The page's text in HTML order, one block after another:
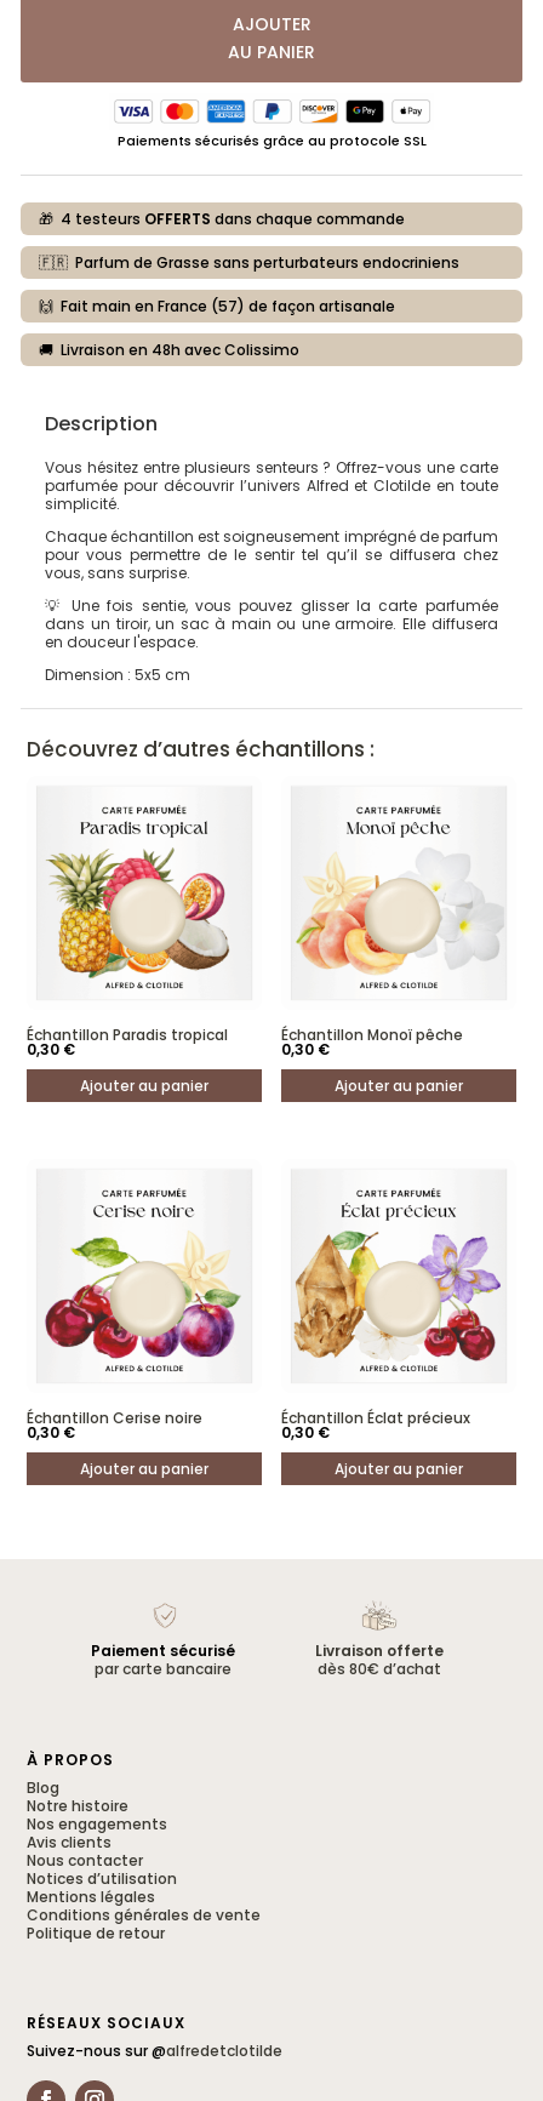
AJOUTER
AU PANIER
Paiements sécurisés grâce au protocole SSL
🎁 4 testeurs OFFERTS dans chaque commande
🇫🇷 Parfum de Grasse sans perturbateurs endocriniens
🙌 Fait main en France (57) de façon artisanale
🚚 Livraison en 48h avec Colissimo
Description
Vous hésitez entre plusieurs senteurs ? Offrez-vous une carte
parfumée pour découvrir l’univers Alfred et Clotilde en toute
simplicité.
Chaque échantillon est soigneusement imprégné de parfum
pour vous permettre de le sentir tel qu’il se diffusera chez
vous, sans surprise.
💡 Une fois sentie, vous pouvez glisser la carte parfumée
dans un tiroir, un sac à main ou une armoire. Elle diffusera
en douceur l'espace.
Dimension : 5x5 cm
Découvrez d’autres échantillons :
Échantillon Paradis tropical
0,30 €
Ajouter au panier
Échantillon Monoï pêche
0,30 €
Ajouter au panier
Échantillon Cerise noire
0,30 €
Ajouter au panier
Échantillon Éclat précieux
0,30 €
Ajouter au panier
Paiement sécurisé
par carte bancaire
Livraison offerte
dès 80€ d’achat
À PROPOS
Blog
Notre histoire
Nos engagements
Avis clients
Nous contacter
Notices d’utilisation
Mentions légales
Conditions générales de vente
Politique de retour
RÉSEAUX SOCIAUX
Suivez-nous sur @alfredetclotilde